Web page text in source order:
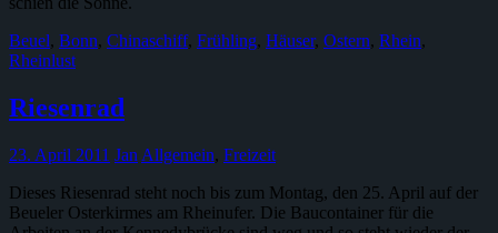
Beuel, Bonn, Chinaschiff, Frühling, Häuser, Ostern, Rhein,
Rheinlust
Riesenrad
23. April 2011 Jan Allgemein, Freizeit
Dieses Riesenrad steht noch bis zum Montag, den 25. April auf der
Beueler Osterkirmes am Rheinufer. Die Baucontainer für die